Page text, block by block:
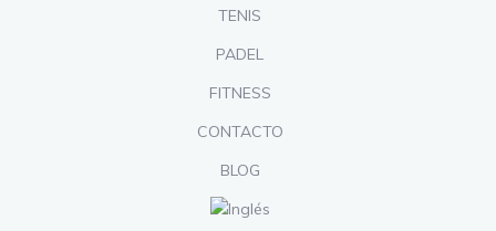
TENIS
PADEL
FITNESS
CONTACTO
BLOG